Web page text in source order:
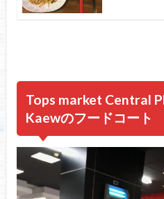
Tops market Central
Kaewのフードコート